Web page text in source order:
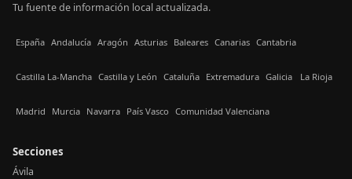
Tu fuente de información local actualizada.
España Andalucía Aragón Asturias Baleares Canarias Cantabria
Castilla La-Mancha Castilla y León Cataluña Extremadura Galicia La Rioja
Madrid Murcia Navarra País Vasco Comunidad Valenciana
Secciones
Ávila